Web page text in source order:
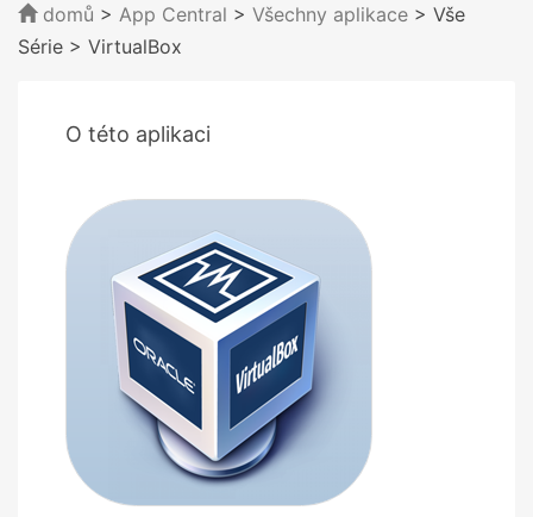
domů > App Central > Všechny aplikace > Vše
Série > VirtualBox
O této aplikaci